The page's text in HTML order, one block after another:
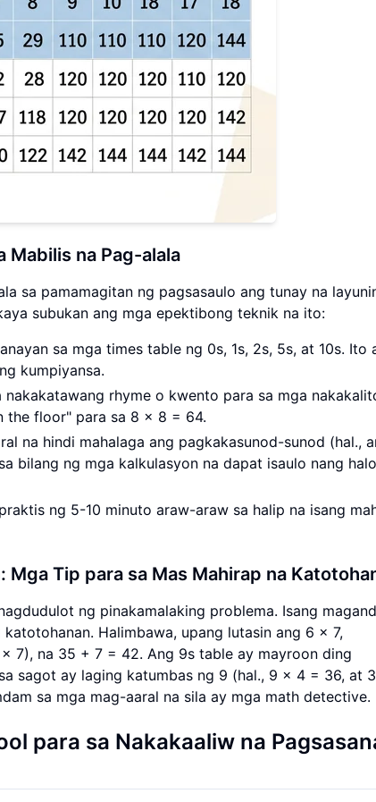
Mabilis na Pag-alala
sa pamamagitan ng pagsasaulo ang tunay na
subukan ang mga epektibong teknik na ito:
sa mga times table ng 0s, 1s, 2s, 5s, at 10s. Ito
kumpiyansa.
nakakatawang rhyme o kwento para sa mga
the floor" para sa 8 x 8 = 64.
na hindi mahalaga ang pagkakasunod-sunod (hal.,
bilang ng mga kalkulasyon na dapat isaulo nang
ng 5-10 minuto araw-araw sa halip na isang
Tip para sa Mas Mahirap na
ng pinakamalaking problema. Isang
Halimbawa, upang lutasin ang 6 x 7,
7), na 35 + 7 = 42. Ang 9s table ay mayroon ding
sagot ay laging katumbas ng 9 (hal., 9 x 4 = 36, at
sa mga mag-aaral na sila ay mga math detective.
para sa Nakakaaliw na